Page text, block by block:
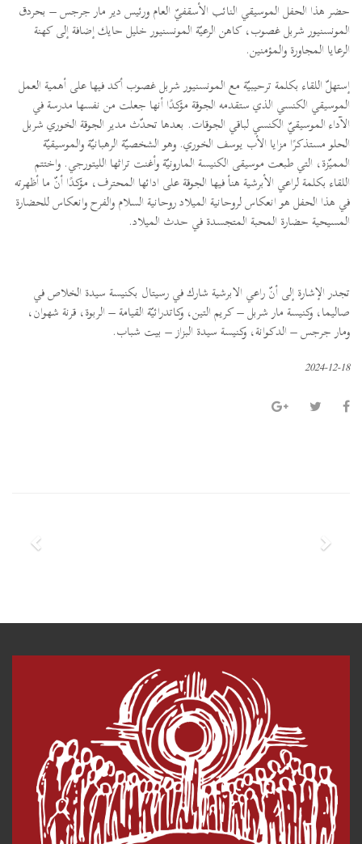
حضر هذا الحفل الموسيقي النائب الأسقفيّ العام ورئيس دير مار جرجس – بحردق
المونسنيور شربل غصوب، كاهن الرعيّة المونسنيور خليل حايك إضافة إلى كهنة
الرعايا المجاورة والمؤمنين.
إستهلّ اللقاء بكلمة ترحيبيّة مع المونسنيور شربل غصوب أكد فيها على أهمية العمل
الموسيقي الكنسي الذي ستقدمه الجوقة مؤكدًا أنها جعلت من نفسها مدرسة في
الآداء الموسيقيّ الكنسي لباقي الجوقات. بعدها تحدّث مدير الجوقة الخوري شربل
الحلو مستذكرًا مزايا الأب يوسف الخوري. وهو الشخصيّة الرهبانيّة والموسيقيّة
المميّزة، التي طبعت موسيقى الكنيسة المارونيّة وأغنت تراثها الليتورجي. واختتم
اللقاء بكلمة لراعي الأبرشية هنأ فيها الجوقة على ادائها المحترف، مؤكدًا أنّ ما أظهرته
في هذا الحفل هو انعكاس لروحانية الميلاد روحانية السلام والفرح وانعكاس للحضارة
المسيحية حضارة المحبة المتجسدة في حدث الميلاد.
تجدر الإشارة إلى أنّ راعي الابرشية شارك في رسيتال بكنيسة سيدة الخلاص في
صاليما، وكنيسة مار شربل – كريم التين، وكاتدرائيّة القيامة – الربوة، قرنة شهوان،
ومار جرجس – الدكوانة، وكنيسة سيدة البزاز – بيت شباب.
2024-12-18
P
i
o
N